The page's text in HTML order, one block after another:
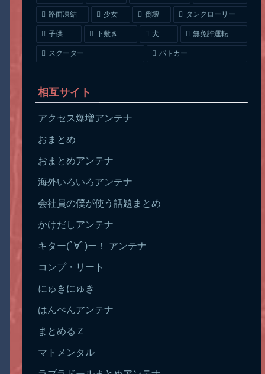
路面凍結 少女 倒壊 タンクローリー
子供 下敷き 犬 無免許運転
スクーター パトカー
相互サイト
アクセス爆増アンテナ
おまとめ
おまとめアンテナ
海外いろいろアンテナ
会社員の僕が使う話題まとめ
かけだしアンテナ
キター(ﾟ∀ﾟ)ー！ アンテナ
コンプ・リート
にゅきにゅき
はんぺんアンテナ
まとめるＺ
マトメンタル